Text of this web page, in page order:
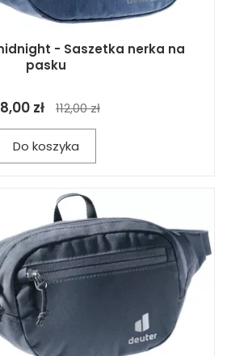
- Saszetka nerka na
pasku
zł 112,00 zł
Do koszyka